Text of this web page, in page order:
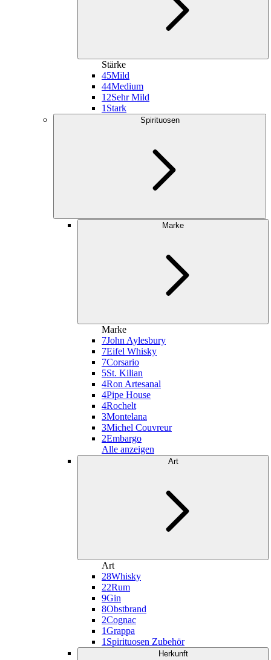
Stärke
45Mild
44Medium
12Sehr Mild
1 Stark
Spirituosen
Marke
Marke
7John Aylesbury
7Eifel Whisky
7Corsario
5St. Kilian
4Ron Artesanal
4Pipe House
4Rochelt
3Montelana
3Michel Couvreur
2Embargo
Alle anzeigen
Art
Art
28Whisky
22Rum
9Gin
8Obstbrand
2Cognac
1Grappa
1 Spirituosen Zubehör
Herkunft